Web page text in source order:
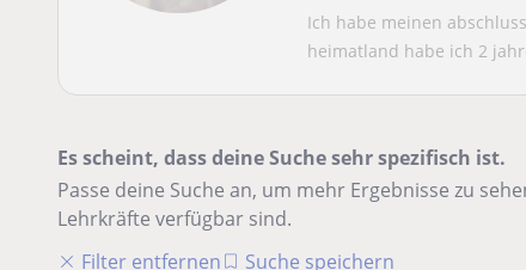
Ich habe meinen
heimatland habe ich 2
Es scheint, dass deine Suche sehr spezifisch ist.
Passe deine Suche an, um mehr Ergebnisse zu
Lehrkräfte verfügbar sind.
Filter entfernen
Suche speichern